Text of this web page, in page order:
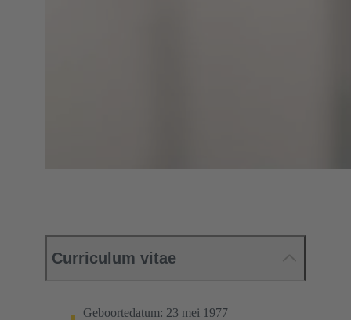
Curriculum vitae
Geboortedatum: 23 mei 1977